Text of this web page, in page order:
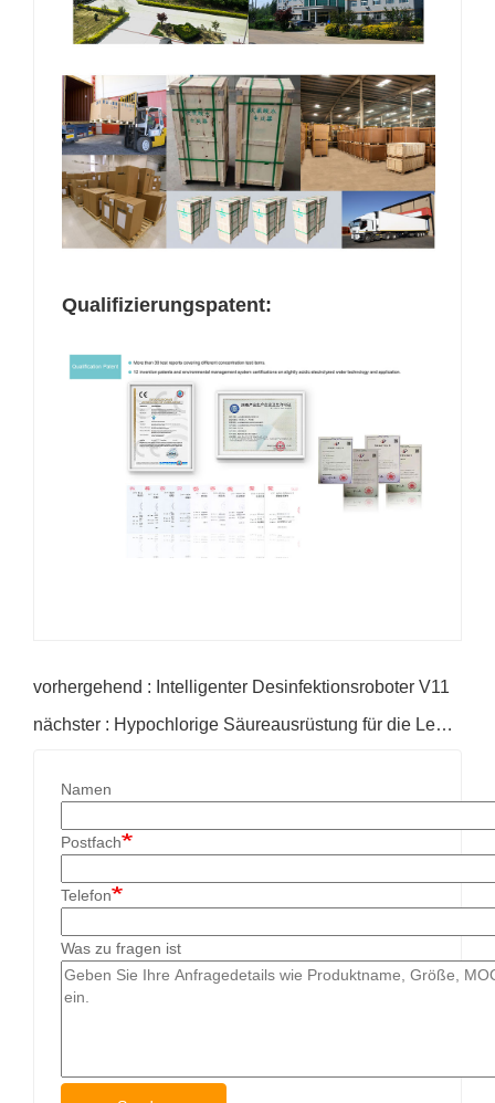
Qualifizierungspatent:
vorhergehend : Intelligenter Desinfektionsroboter V11
nächster : Hypochlorige Säureausrüstung für die Lebensmittelindustrie
Namen
Postfach
Telefon
Was zu fragen ist